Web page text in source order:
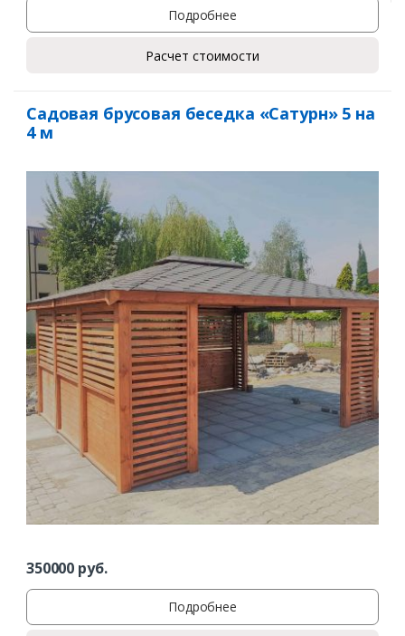
Подробнее
Расчет стоимости
Садовая брусовая беседка «Сатурн» 5 на
4 м
350000 руб.
Подробнее